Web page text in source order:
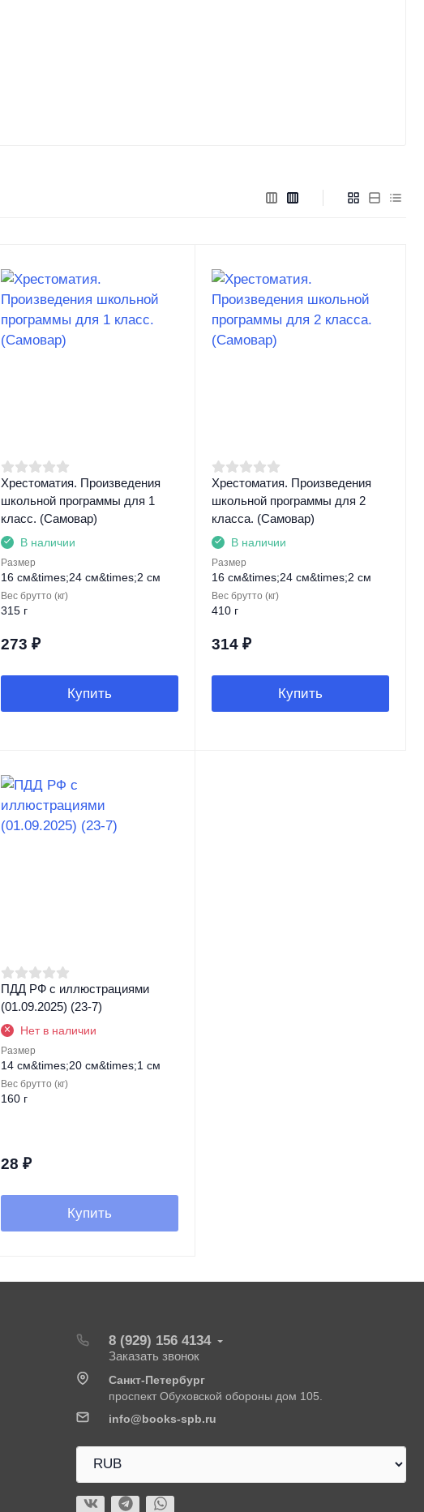
Хрестоматия. Произведения
школьной программы для 1
класс. (Самовар)
В наличии
Размер
16 см&times;24 см&times;2 см
Вес брутто (кг)
315 г
273 ₽
Купить
Хрестоматия. Произведения
школьной программы для 2
класса. (Самовар)
В наличии
Размер
16 см&times;24 см&times;2 см
Вес брутто (кг)
410 г
314 ₽
Купить
ПДД РФ с иллюстрациями
(01.09.2025) (23-7)
Нет в наличии
Размер
14 см&times;20 см&times;1 см
Вес брутто (кг)
160 г
28 ₽
Купить
8 (929) 156 4134
Заказать звонок
Санкт-Петербург
проспект Обуховской обороны дом 105.
info@books-spb.ru